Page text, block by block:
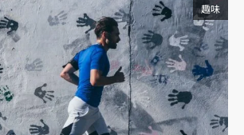
ます。マラソンにワンランク上のパフォ
を求める方はぜひ参考にしてみてくださ
ことを中心に解説します。 体温調整
ンスが向上 スムーズに体温調整
バーの最大の魅力です。 冬のマラソ
趣味